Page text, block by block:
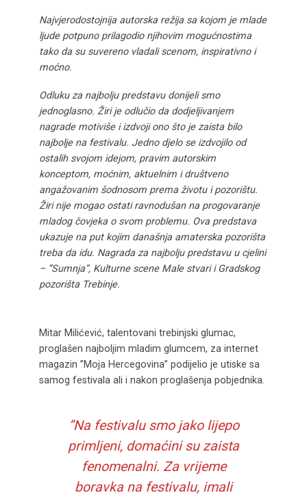
Najvjerodostojnija autorska režija sa kojom je mlade
ljude potpuno prilagodio njihovim mogućnostima
tako da su suvereno vladali scenom, inspirativno i
moćno.
Odluku za najbolju predstavu donijeli smo
jednoglasno. Žiri je odlučio da dodjeljivanjem
nagrade motiviše i izdvoji ono što je zaista bilo
najbolje na festivalu. Jedno djelo se izdvojilo od
ostalih svojom idejom, pravim autorskim
konceptom, moćnim, aktuelnim i društveno
angažovanim šodnosom prema životu i pozorištu.
Žiri nije mogao ostati ravnodušan na progovaranje
mladog čovjeka o svom problemu. Ova predstava
ukazuje na put kojim današnja amaterska pozorišta
treba da idu. Nagrada za najbolju predstavu u cjelini
– ”Sumnja”, Kulturne scene Male stvari i Gradskog
pozorišta Trebinje.
Mitar Milićević, talentovani trebinjski glumac,
proglašen najboljim mladim glumcem, za internet
magazin ”Moja Hercegovina” podijelio je utiske sa
samog festivala ali i nakon proglašenja pobjednika.
”Na festivalu smo jako lijepo
primljeni, domaćini su zaista
fenomenalni. Za vrijeme
boravka na festivalu, imali